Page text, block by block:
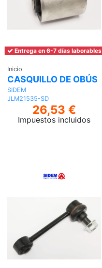
Entrega en 6-7 días laborables
Inicio
CASQUILLO DE OBÚS
SIDEM
JLM21535-SD
26,53 €
Impuestos incluidos